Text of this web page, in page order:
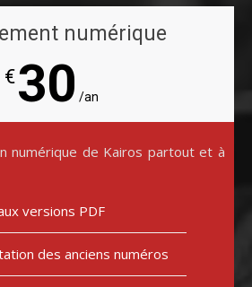
numérique
€30 /an
numérique de Kairos partout et à
versions PDF
des anciens numéros